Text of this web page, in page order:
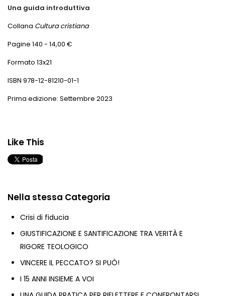
Una guida introduttiva
Collana Cultura cristiana
Pagine 140 - 14,00 €
Formato 13x21
ISBN 978-12-81210-01-1
Prima edizione: Settembre 2023
Like This
Nella stessa Categoria
Crisi di fiducia
GIUSTIFICAZIONE E SANTIFICAZIONE TRA VERITÀ E
RIGORE TEOLOGICO
VINCERE IL PECCATO? SI PUÒ!
I 15 ANNI INSIEME A VOI